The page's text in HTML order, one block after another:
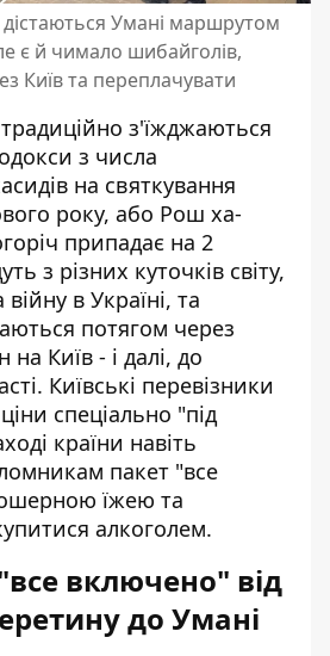
дістаються Умані маршрутом
є й чимало шибайголів,
Київ та переплачувати
з'їжджаються
з числа
на святкування
року, або Рош ха-
припадає на 2
з різних куточків світу,
в Україні, та
потягом через
Київ - і далі, до
Київські перевізники
спеціально "під
країни навіть
пакет "все
їжею та
алкоголем.
включено" від
до Умані